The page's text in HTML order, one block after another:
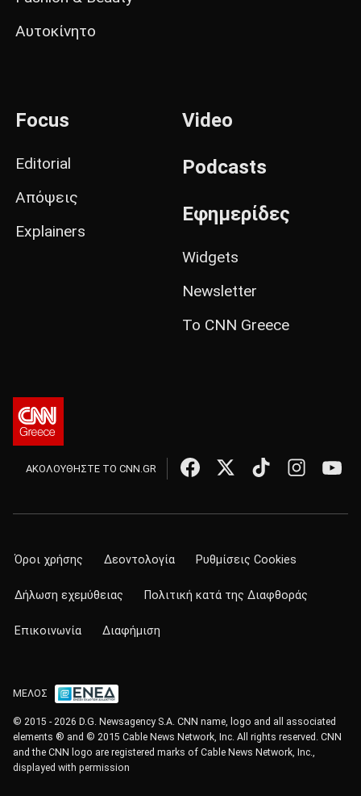
Αυτοκίνητο
Focus
Editorial
Απόψεις
Explainers
Video
Podcasts
Εφημερίδες
Widgets
Newsletter
Το CNN Greece
ΑΚΟΛΟΥΘΗΣΤΕ ΤΟ CNN.GR
Όροι χρήσης Δεοντολογία Ρυθμίσεις Cookies
Δήλωση εχεμύθειας Πολιτική κατά της Διαφθοράς
Επικοινωνία Διαφήμιση
ΜΕΛΟΣ
© 2015 - 2026 D.G. Newsagency S.A. CNN name, logo and all associated
elements ® and © 2015 Cable News Network, Inc. All rights reserved. CNN
and the CNN logo are registered marks of Cable News Network, Inc.,
displayed with permission